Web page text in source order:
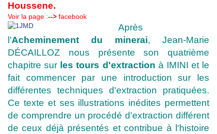
Houssene.
Voir la page :--> facebook
Après
l'Acheminement du minerai, Jean-Marie
DÉCAILLOZ nous présente son quatrième
chapitre sur les tours d'extraction à IMINI et le
fait commencer par une introduction sur les
différentes techniques d'extraction pratiquées.
Ce texte et ses illustrations inédites permettent
de comprendre un procédé d'extraction différent
de ceux déjà présentés et contribue à l'histoire